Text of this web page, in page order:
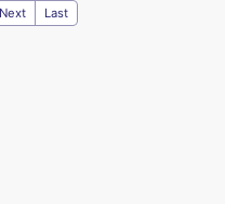
Next Last